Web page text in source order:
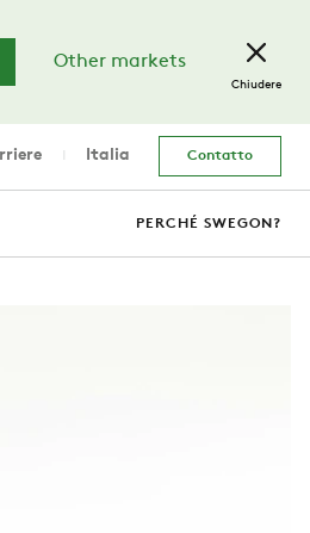
Other markets
Chiudere
Italia Contatto
PERCHÉ SWEGON?